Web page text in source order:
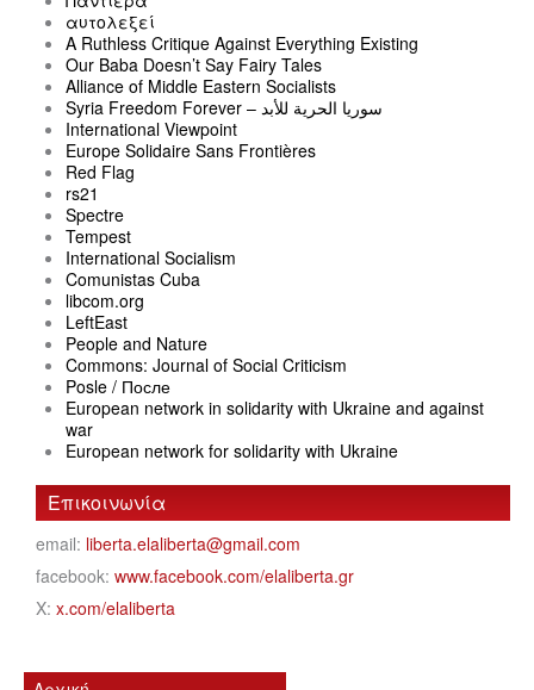
αυτολεξεί
A Ruthless Critique Against Everything Existing
Our Baba Doesn’t Say Fairy Tales
Alliance of Middle Eastern Socialists
Syria Freedom Forever – سوريا الحرية للأبد
International Viewpoint
Europe Solidaire Sans Frontières
Red Flag
rs21
Spectre
Tempest
International Socialism
Comunistas Cuba
libcom.org
LeftEast
People and Nature
Commons: Journal of Social Criticism
Posle / После
European network in solidarity with Ukraine and against
war
European network for solidarity with Ukraine
Επικοινωνία
email: liberta.elaliberta@gmail.com
facebook: www.facebook.com/elaliberta.gr
X: x.com/elaliberta